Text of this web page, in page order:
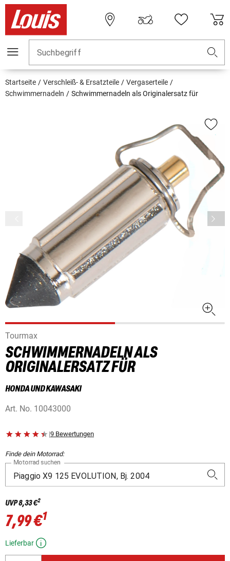
Suchbegriff
Startseite Verschleiß- & Ersatzteile
Vergaserteile
Schwimmernadeln
Schwimmernadeln als Originalersatz für
Tourmax
SCHWIMMERNADELN ALS
ORIGINALERSATZ FÜR
HONDA UND KAWASAKI
Art. No. 10043000
|9 Bewertungen
Finde dein Motorrad:
Motorrad suchen
UVP8,33 €2
7,99 €1
Lieferbar